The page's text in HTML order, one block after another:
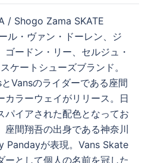
/ Shogo Zama SKATE
ル・ヴァン・ドーレン、ジ
ードン・リー、セルジュ・
ケートシューズブランド。
Vansのライダーである座間
カラーウェイがリリース。日
パイアされた配色となってお
座間翔吾の出身である神奈川
Pandayが表現。Vans Skate
ーとして個人の名前を冠した